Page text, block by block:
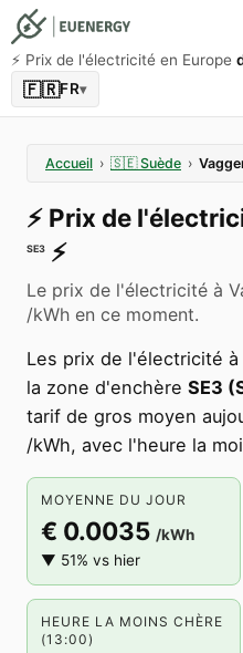
⚡️ Prix de l'électricité en Europe
🇫🇷FR▾
Accueil › 🇸🇪 Suède ›
⚡️ Prix de
SE3 ⚡️
Le prix de l'électricité à
/kWh en ce moment.
Les prix de l'électricité à
la zone d'enchère SE3
tarif de gros moyen
/kWh, avec l'heure la
MOYENNE DU JOUR
€ 0.0035 /kWh
▼ 51% vs hier
HEURE LA MOINS CHÈRE
(13:00)